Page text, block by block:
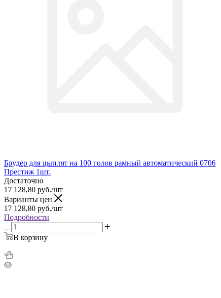
Брудер для цыплят на 100 голов рамный автоматический 0706
Престиж 1шт.
Достаточно
17 128,80 руб./шт
Варианты цен
17 128,80 руб./шт
Подробности
В корзину